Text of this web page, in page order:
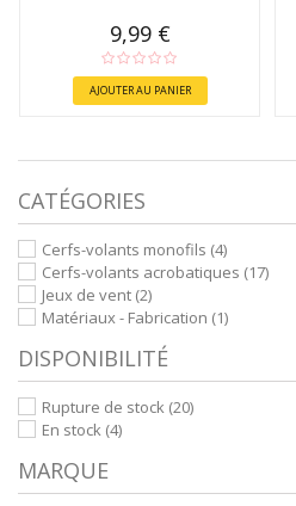
9,99 €
AJOUTER AU PANIER
CATÉGORIES
Cerfs-volants monofils (4)
Cerfs-volants acrobatiques (17)
Jeux de vent (2)
Matériaux - Fabrication (1)
DISPONIBILITÉ
Rupture de stock (20)
En stock (4)
MARQUE